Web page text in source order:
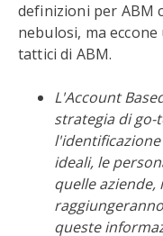
definizioni per ABM
nebulosi, ma
tattici di ABM.
L'Account
strategia di go-
ideali, le
quelle aziende,
queste